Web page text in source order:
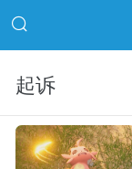
起诉